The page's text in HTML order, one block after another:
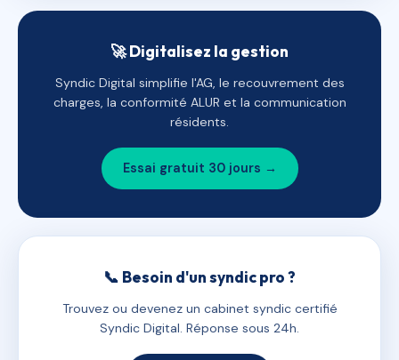
🚀 Digitalisez la gestion
Syndic Digital simplifie l'AG, le recouvrement des
charges, la conformité ALUR et la communication
résidents.
Essai gratuit 30 jours →
📞 Besoin d'un syndic pro ?
Trouvez ou devenez un cabinet syndic certifié
Syndic Digital. Réponse sous 24h.